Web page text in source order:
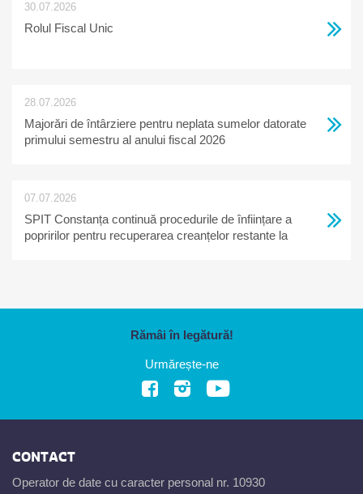
30.07.2026
Rolul Fiscal Unic
28.07.2026
Majorări de întârziere pentru neplata sumelor datorate
primului semestru al anului fiscal 2026
07.07.2026
SPIT Constanța continuă procedurile de înființare a
popririlor pentru recuperarea creanțelor restante la
Rămâi în legătură!
Urmărește-ne
CONTACT
Operator de date cu caracter personal nr. 10930